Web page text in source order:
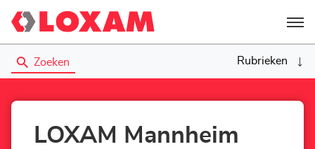
Menu
Zoeken Rubrieken
LOXAM Mannheim